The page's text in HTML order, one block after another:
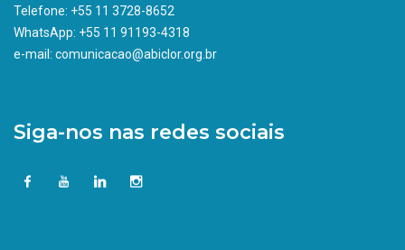
Telefone: +55 11 3728-8652
WhatsApp: +55 11 91193-4318
e-mail: comunicacao@abiclor.org.br
Siga-nos nas redes sociais